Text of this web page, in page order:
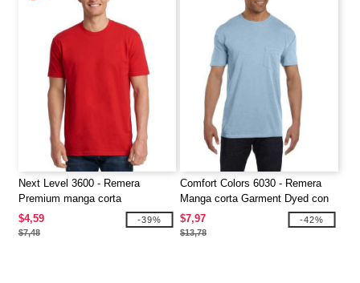
Next Level 3600 - Remera
Premium manga corta
$4,59
$7,48
-39%
Comfort Colors 6030 - Remera
Manga corta Garment Dyed con
bolsillo
$7,97
$13,78
-42%